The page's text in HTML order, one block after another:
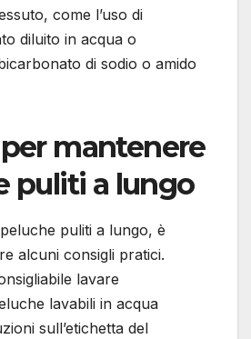
come l’uso di
diluito in acqua o
di sodio o amido
mantenere
puliti a lungo
puliti a lungo, è
alcuni consigli pratici.
lavare
lavabili in acqua
sull’etichetta del